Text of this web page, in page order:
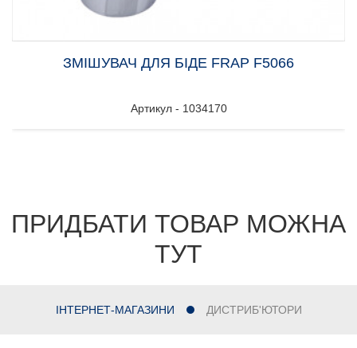
ЗМІШУВАЧ ДЛЯ БІДЕ FRAP F5066
Артикул - 1034170
ПРИДБАТИ ТОВАР МОЖНА
ТУТ
ІНТЕРНЕТ-МАГАЗИНИ ДИСТРИБ'ЮТОРИ